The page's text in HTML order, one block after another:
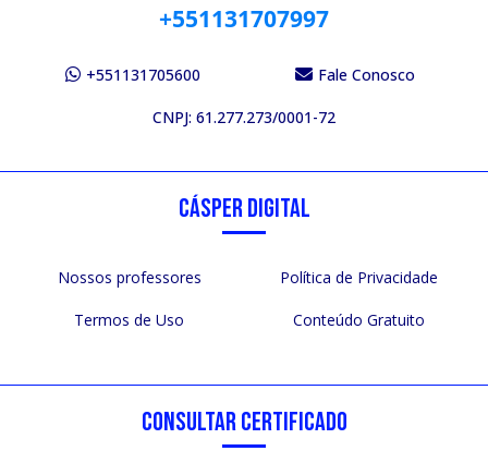
+551131707997
+551131705600 Fale Conosco
CNPJ: 61.277.273/0001-72
CÁSPER DIGITAL
Nossos professores
Termos de Uso
Política de Privacidade
Conteúdo Gratuito
CONSULTAR CERTIFICADO